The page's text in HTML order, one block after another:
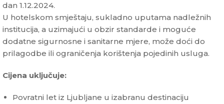
dan 1.12.2024.
U hotelskom smještaju, sukladno uputama nadležnih
institucija, a uzimajući u obzir standarde i moguće
dodatne sigurnosne i sanitarne mjere, može doći do
prilagodbe ili ograničenja korištenja pojedinih usluga.
Cijena uključuje:
Povratni let iz Ljubljane u izabranu destinaciju